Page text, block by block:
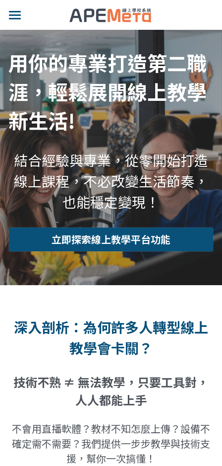
品牌特色
適用對象
專業功能
示範網站
影片專區
價格方案
最新消息
部落格
聯絡我們
用你的專業打造第二職
涯，輕鬆展開線上教學
新生活!
結合經驗與專業，從零開始打造
線上課程，不必改變生活節奏，
也能穩定變現！
立即探索線上教學平台功能
深入剖析：為何許多人轉型線上
教學會卡關？
技術不熟 ≠ 無法教學，只要工具對，
人人都能上手
不會用直播軟體？教材不知怎麼上傳？設備不
確定需不需要？我們提供一步步教學與技術支
援，幫你一次搞懂！
部落格分類
最新消息
部落格